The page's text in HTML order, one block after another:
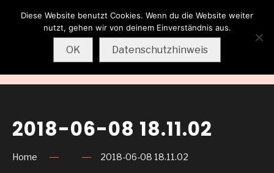
Wolfgang
Sternkopf
2018-06-08 18.11.02
Home 2018-06-08 18.11.02
Diese Website benutzt Cookies. Wenn du die Website weiter
nutzt, gehen wir von deinem Einverständnis aus.
OK Datenschutzhinweis